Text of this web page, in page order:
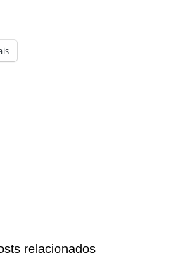
relacionados